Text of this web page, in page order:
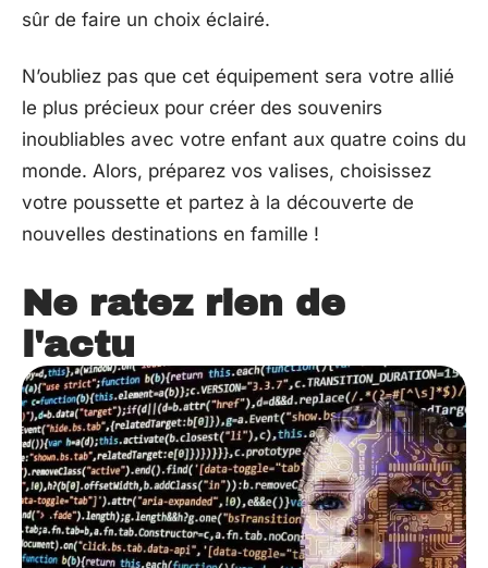
sûr de faire un choix éclairé.
N’oubliez pas que cet équipement sera votre allié
le plus précieux pour créer des souvenirs
inoubliables avec votre enfant aux quatre coins du
monde. Alors, préparez vos valises, choisissez
votre poussette et partez à la découverte de
nouvelles destinations en famille !
Ne ratez rien de
l'actu